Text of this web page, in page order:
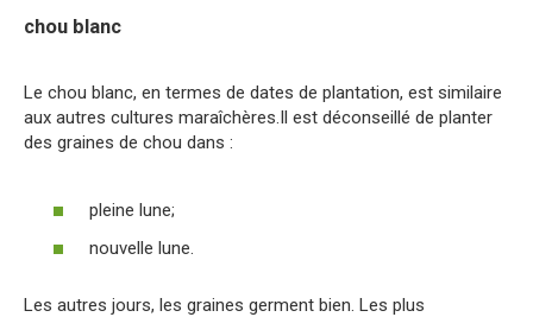
chou blanc
Le chou blanc, en termes de dates de plantation, est similaire
aux autres cultures maraîchères.Il est déconseillé de planter
des graines de chou dans :
pleine lune;
nouvelle lune.
Les autres jours, les graines germent bien. Les plus